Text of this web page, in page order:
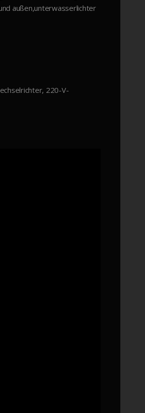
außen,unterwasserlichter
220-V-